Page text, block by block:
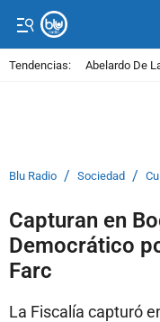
Tendencias: Abelardo De
Blu Radio / Sociedad /
Capturan en
Democrático
Farc
La Fiscalía capturó